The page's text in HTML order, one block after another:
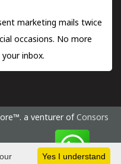
marketing mails twice
occasions. No more
inbox.
a venturer of Consors
8 August, 2026 IST
Yes I understand